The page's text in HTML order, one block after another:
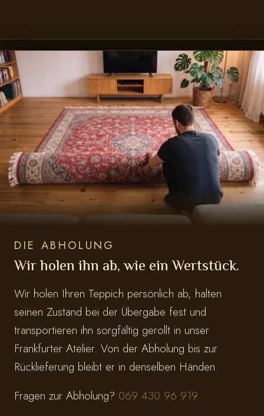
DIE ABHOLUNG
Wir holen ihn ab, wie ein Wertstück.
Wir holen Ihren Teppich persönlich ab, halten
seinen Zustand bei der Übergabe fest und
transportieren ihn sorgfältig gerollt in unser
Frankfurter Atelier. Von der Abholung bis zur
Rücklieferung bleibt er in denselben Händen.
Fragen zur Abholung? 069 430 96 919